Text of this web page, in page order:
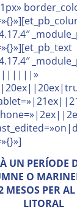
UN PERÍODE
O
PER
LITORAL